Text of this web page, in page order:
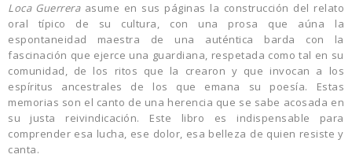
Loca Guerreraasume en sus páginas la construcción del relato
oral típico de su cultura, con una prosa que aúna la
espontaneidad maestra de una auténtica barda con la
fascinación que ejerce una guardiana, respetada como tal en su
comunidad, de los ritos que la crearon y que invocan a los
espíritus ancestrales de los que emana su poesía. Estas
memorias son el canto de una herencia que se sabe acosada en
su justa reivindicación. Este libro es indispensable para
comprender esa lucha, ese dolor, esa belleza de quien resiste y
canta.